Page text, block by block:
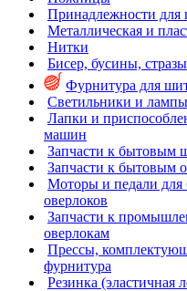
Принадлежности для
Металлическая и
Нитки
Бисер, бусины, стразы
Фурнитура для
Светильники и лампы
Лапки и
машин
Запчасти к
Запчасти к бытовым
Моторы и педали
оверлоков
Запчасти к
оверлокам
Прессы,
фурнитура
Резинка (эластичная